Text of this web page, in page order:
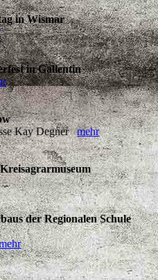
in Wismar
in Gallentin
Kay Degnermehr
der Regionalen Schule